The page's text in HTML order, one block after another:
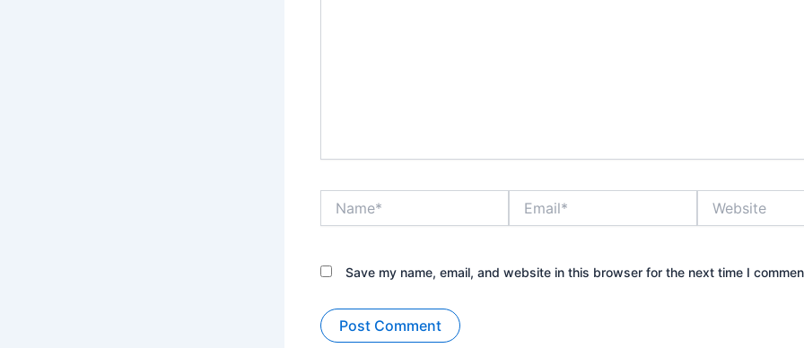
Save my name, email, and website in this browser for the next time I